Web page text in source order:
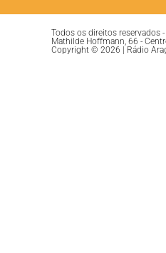
Todos os direitos reservados
Mathilde Hoffmann, 66 -
Copyright © 2026 | Rádio